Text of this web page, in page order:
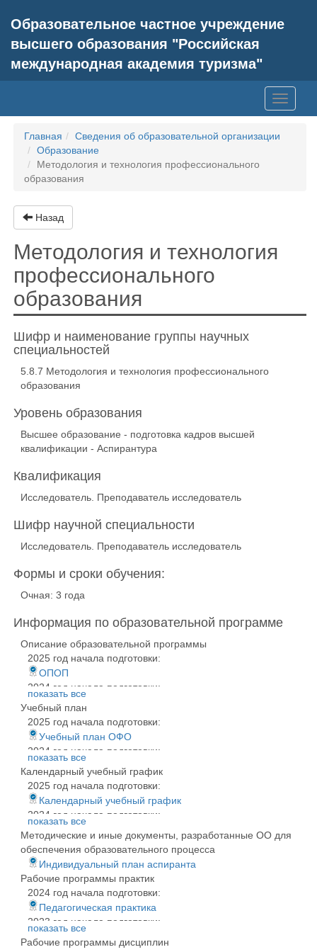
Образовательное частное учреждение
высшего образования "Российская
международная академия туризма"
Toggle
Главная
Сведения об образовательной организации
Образование
Методология и технология профессионального
образования
Назад
Методология и технология
профессионального
образования
Шифр и наименование группы научных
специальностей
5.8.7 Методология и технология профессионального
образования
Уровень образования
Высшее образование - подготовка кадров высшей
квалификации - Аспирантура
Квалификация
Исследователь. Преподаватель исследователь
Шифр научной специальности
Исследователь. Преподаватель исследователь
Формы и сроки обучения:
Очная: 3 года
Информация по образовательной программе
Описание образовательной программы
2025 год начала подготовки:
ОПОП
2024 год начала подготовки:
ОПОП
По всем годам:
Программа аспирантуры 5.8.7
показать все
Учебный план
2025 год начала подготовки:
Учебный план ОФО
2024 год начала подготовки:
Учебный план
2023 год начала подготовки:
Учебный план
Учебный план ОФО
показать все
Календарный учебный график
2025 год начала подготовки:
Календарный учебный график
2024 год начала подготовки:
По всем годам:
Календарный учебный график
показать все
Методические и иные документы, разработанные ОО для
обеспечения образовательного процесса
Индивидуальный план аспиранта
Рабочие программы практик
2024 год начала подготовки:
Педагогическая практика
2023 год начала подготовки:
показать все
Рабочие программы дисциплин